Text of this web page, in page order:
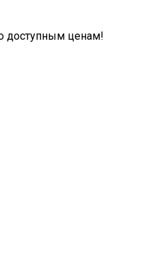
доступным ценам!